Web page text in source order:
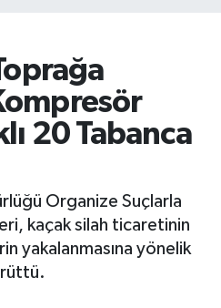
20 Tabanca
Organize Suçlarla
kaçak silah ticaretinin
yakalanmasına yönelik
ve Fikstür